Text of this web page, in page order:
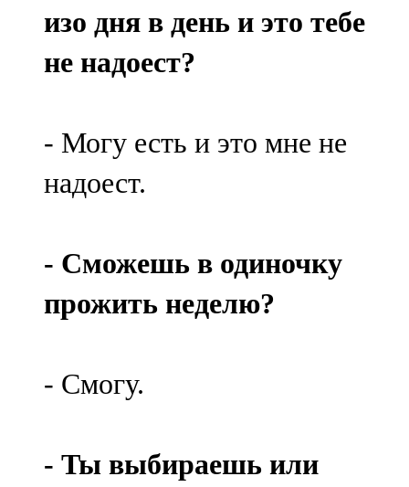
изо дня в день и это тебе
не надоест?
- Могу есть и это мне не
надоест.
- Сможешь в одиночку
прожить неделю?
- Смогу.
- Ты выбираешь или